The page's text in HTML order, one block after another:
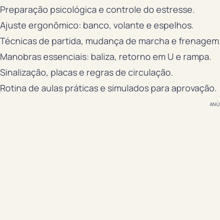
Preparação psicológica e controle do estresse.
Ajuste ergonômico: banco, volante e espelhos.
Técnicas de partida, mudança de marcha e frenagem.
Manobras essenciais: baliza, retorno em U e rampa.
Sinalização, placas e regras de circulação.
Rotina de aulas práticas e simulados para aprovação.